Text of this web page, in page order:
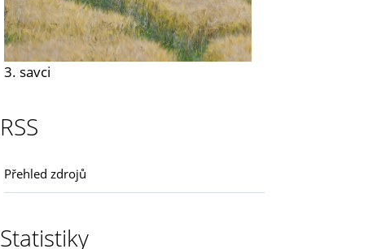
3. savci
RSS
Přehled zdrojů
Statistiky